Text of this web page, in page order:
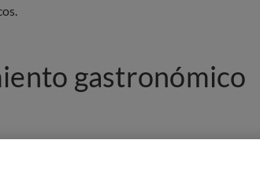
gastronómico
la caída del imperio de los alimentos